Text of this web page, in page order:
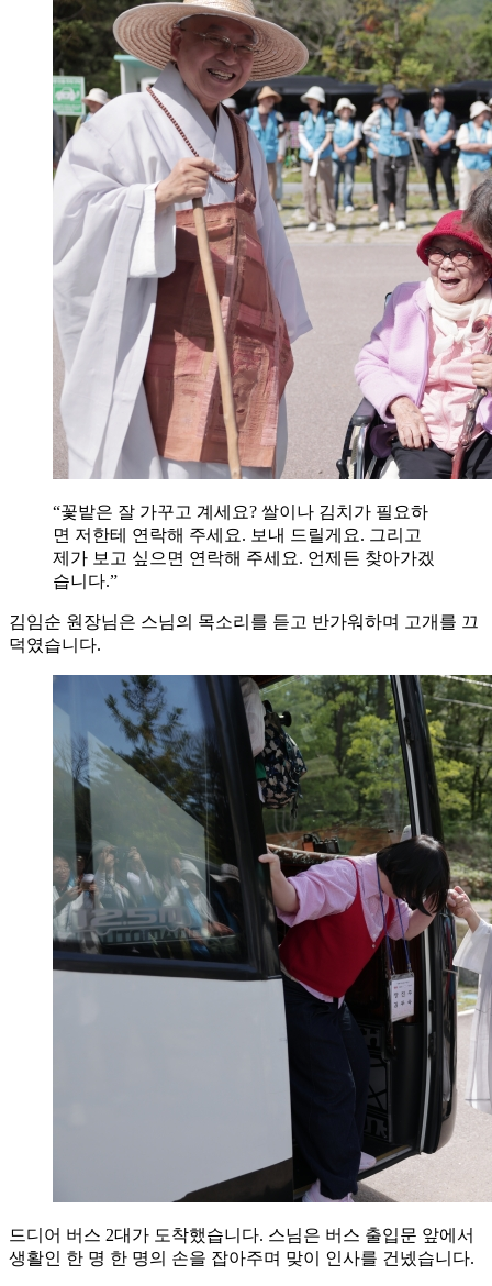
“꽃밭은 잘 가꾸고 계세요? 쌀이나 김치가 필요하
면 저한테 연락해 주세요. 보내 드릴게요. 그리고
제가 보고 싶으면 연락해 주세요. 언제든 찾아가겠
습니다.”
김임순 원장님은 스님의 목소리를 듣고 반가워하며 고개를 끄
덕였습니다.
드디어 버스 2대가 도착했습니다. 스님은 버스 출입문 앞에서
생활인 한 명 한 명의 손을 잡아주며 맞이 인사를 건넸습니다.